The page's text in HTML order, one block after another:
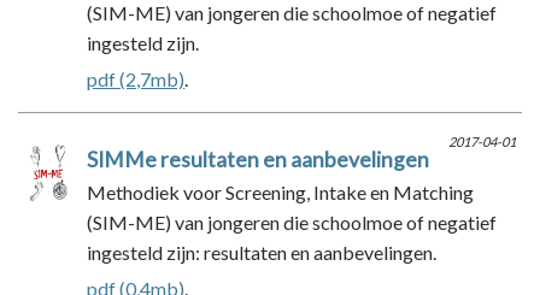
(SIM-ME) van jongeren die schoolmoe of negatief
ingesteld zijn.
pdf (2,7mb).
2017-04-01
SIMMe resultaten en aanbevelingen
Methodiek voor Screening, Intake en Matching
(SIM-ME) van jongeren die schoolmoe of negatief
ingesteld zijn: resultaten en aanbevelingen.
pdf (0,4mb).